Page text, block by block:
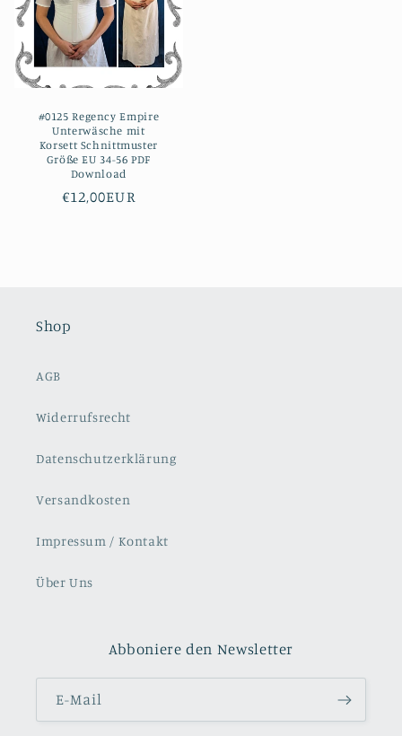
#0125 Regency Empire
Unterwäsche mit
Korsett Schnittmuster
Größe EU 34-56 PDF
Download
Normaler
€12,00EUR
Shop
AGB
Widerrufsrecht
Datenschutzerklärung
Versandkosten
Impressum / Kontakt
Über Uns
Abboniere den Newsletter
E-Mail